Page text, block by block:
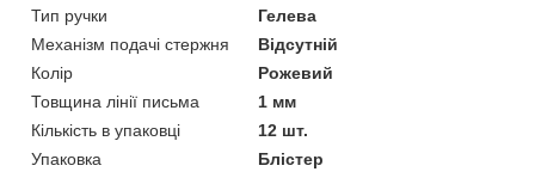
Тип ручки
Гелева
Механізм подачі стержня
Відсутній
Колір
Рожевий
Товщина лінії письма
1 мм
Кількість в упаковці
12 шт.
Упаковка
Блістер